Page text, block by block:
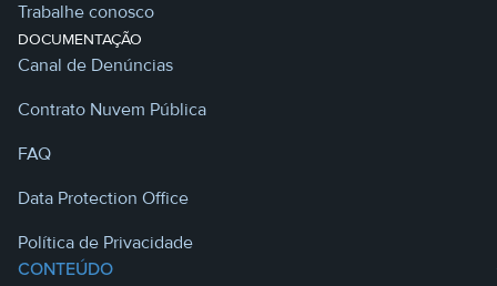
Trabalhe conosco
DOCUMENTAÇÃO
Canal de Denúncias
Contrato Nuvem Pública
FAQ
Data Protection Office
Política de Privacidade
CONTEÚDO